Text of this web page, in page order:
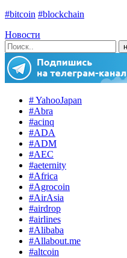
#bitcoin #blockchain
Новости
# YahooJapan
#Abra
#acinq
#ADA
#ADM
#AEC
#aeternity
#Africa
#Agrocoin
#AirAsia
#airdrop
#airlines
#Alibaba
#Allabout.me
#altcoin